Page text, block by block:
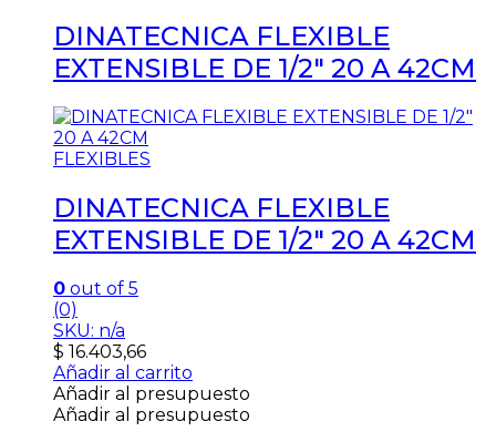
DINATECNICA FLEXIBLE
EXTENSIBLE DE 1/2″ 20 A 42CM
FLEXIBLES
DINATECNICA FLEXIBLE
EXTENSIBLE DE 1/2″ 20 A 42CM
0 out of 5
(0)
SKU: n/a
$ 16.403,66
Añadir al carrito
Añadir al presupuesto
Añadir al presupuesto